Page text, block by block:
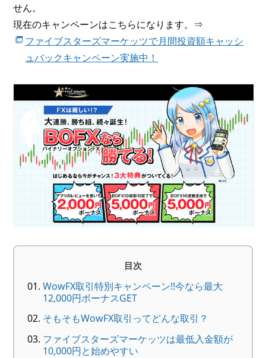
せん。
現在のキャンペーンはこちらになります。⇒
ファイブスターズマーケッツで月間投資額キャッシ
ュバックキャンペーン実施中！
目次
WowFX取引特別キャンペーン!!今なら最大
12,000円ボーナスGET
そもそもWowFX取引ってどんな取引？
ファイブスターズマーケッツは最低入金額が
10,000円と始めやすい